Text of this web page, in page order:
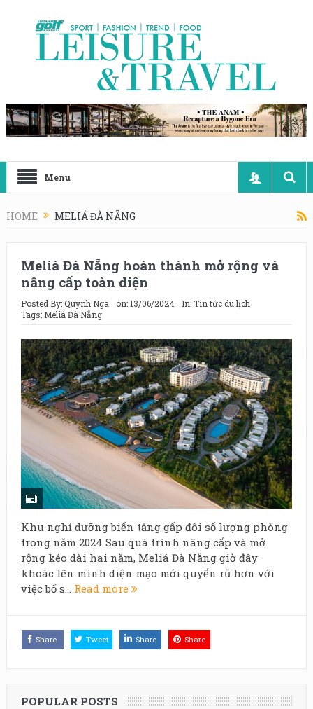
Menu
HOME MELIÁ ĐÀ NẴNG
Meliá Đà Nẵng hoàn thành mở rộng và
nâng cấp toàn diện
Posted By:Quynh Nga on:13/06/2024 In:Tin tức du lịch
Tags: Meliá Đà Nẵng
Khu nghỉ dưỡng biển tăng gấp đôi số lượng phòng
trong năm 2024 Sau quá trình nâng cấp và mở
rộng kéo dài hai năm, Meliá Đà Nẵng giờ đây
khoác lên mình diện mạo mới quyến rũ hơn với
việc bổ s... Read more
Share Tweet Share Share
POPULAR POSTS